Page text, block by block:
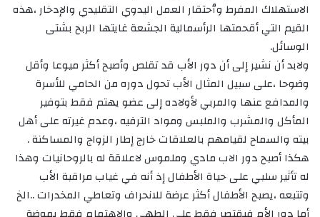
الاستهلاك المفرط وٱحتقار العمل اليدوي التقليدي والإدخار ،هذه
القيم التي أقحمتها الرأسمالية الجشعة غايتها الربح بشتى
الوسائل.
ولابد أن نشير إلى أن دور الأب قد تقلص وأصبح أكثر ميوعا وأقل
وضوحا ،على سبيل المثال الأب تحول دوره من الحامي للأسرة
والمدافع عنها والمربي لأولاده إلى عضو يهتم فقط بتوفير
المأكل والمشرب والملبس ومواد الترفيه ،وعدم غيرته على أهل
بيته والسماح لقيامهم بالعلاقات خارج إطار الزواج والمساكنة .
هكذا أصبح دور الاب مادي وملموس لاعلاقة له بالروحانيات وهذا
له تأثير سلبي على حياة الأطفال إذ أنه في غياب مراقبة الأب
وتتبعه ،يصبح الأطفال أكثر عرضة للانحراف وتعاطي المخدرات ..الخ